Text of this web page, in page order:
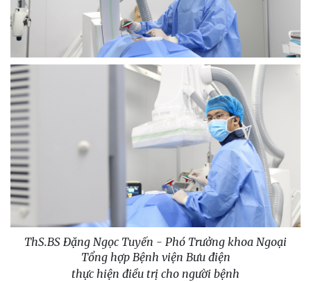
ThS.BS Đặng Ngọc Tuyến - Phó Trưởng khoa Ngoại
Tổng hợp Bệnh viện Bưu điện
thực hiện điều trị cho người bệnh